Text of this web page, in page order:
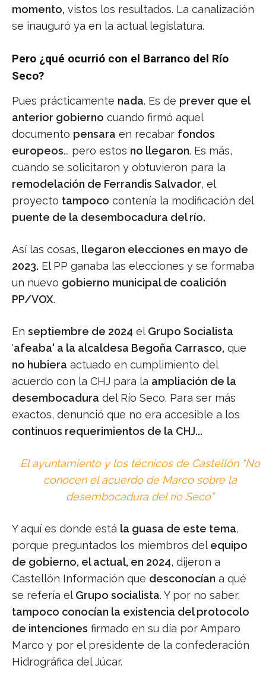
momento, vistos los resultados. La canalización
se inauguró ya en la actual legislatura.
Pero ¿qué ocurrió con el Barranco del Río
Seco?
Pues prácticamente nada. Es de prever que el
anterior gobierno cuando firmó aquel
documento pensara en recabar fondos
europeos... pero estos no llegaron. Es más,
cuando se solicitaron y obtuvieron para la
remodelación de Ferrandis Salvador, el
proyecto tampoco contenía la modificación del
puente de la desembocadura del río.
Así las cosas, llegaron elecciones en mayo de
2023. El PP ganaba las elecciones y se formaba
un nuevo gobierno municipal de coalición
PP/VOX.
En septiembre de 2024 el Grupo Socialista
'afeaba' a la alcaldesa Begoña Carrasco, que
no hubiera actuado en cumplimiento del
acuerdo con la CHJ para la ampliación de la
desembocadura del Río Seco. Para ser más
exactos, denunció que no era accesible a los
continuos requerimientos de la CHJ...
El ayuntamiento y los técnicos de Castellón “No
conocen el acuerdo de Marco sobre la
desembocadura del río Seco”
Y aquí es donde está la guasa de este tema,
porque preguntados los miembros del equipo
de gobierno, el actual, en 2024, dijeron a
Castellón Información que desconocían a qué
se refería el Grupo socialista. Y por no saber,
tampoco conocían la existencia del protocolo
de intenciones firmado en su día por Amparo
Marco y por el presidente de la confederación
Hidrográfica del Júcar.